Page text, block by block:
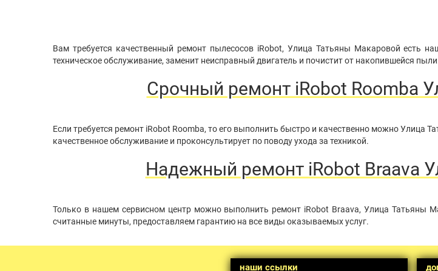
Вам требуется качественный ремонт пылесосов iRobot, Улица Татьяны Макаровой есть
техническое обслуживание, заменит неисправный двигатель и почистит от накопившейся
Срочный ремонт iRobot Roomba
Если требуется ремонт iRobot Roomba, то его выполнить быстро и качественно можно
качественное обслуживание и проконсультирует по поводу ухода за техникой.
Надежный ремонт iRobot Braava
Только в нашем сервисном центр можно выполнить ремонт iRobot Braava, Улица Татьяны
считанные минуты, предоставляем гарантию на все виды оказываемых услуг.
наши ссылки